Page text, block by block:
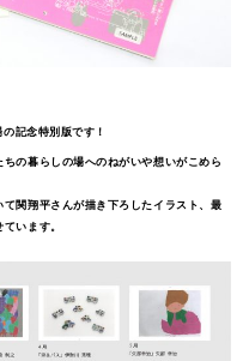
記念特別版です！
の暮らしの場へのねがいや想いがこめら
関翔平さんが描き下ろしたイラスト、最
います。